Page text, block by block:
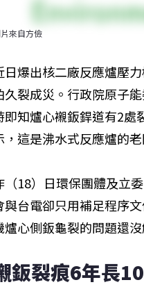
來自方儉
日爆出核二廠反應爐壓
久裂成災。行政院原子
即知爐心襯鈑銲道有2處
，這是沸水式反應爐的
（18）日環保團體及立
與台電卻只用補足程序
爐心側鈑龜裂的問題還
鈑裂痕6年長